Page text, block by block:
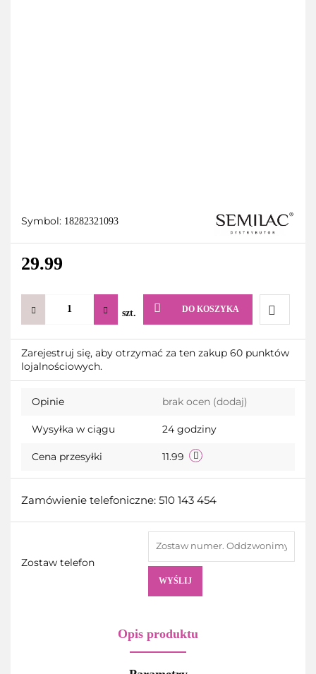
Symbol: 18282321093
29.99
szt. DO KOSZYKA
Do
Zarejestruj się, aby otrzymać za ten zakup 60 punktów
lojalnościowych.
Opinie brak ocen (dodaj)
Wysyłka w ciągu 24 godziny
Cena przesyłki 11.99
Zamówienie telefoniczne: 510 143 454
Zostaw telefon
WYŚLIJ
Opis produktu